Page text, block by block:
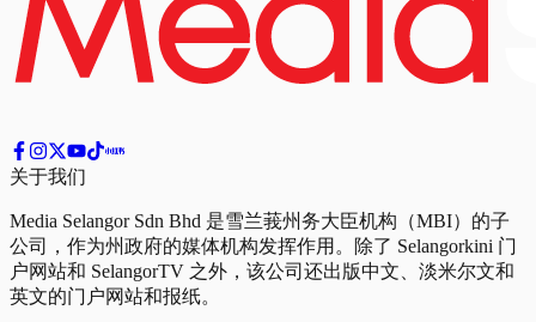
关于我们
Media Selangor Sdn Bhd 是雪兰莪州务大臣机构（MBI）的子
公司，作为州政府的媒体机构发挥作用。除了 Selangorkini 门
户网站和 SelangorTV 之外，该公司还出版中文、淡米尔文和
英文的门户网站和报纸。